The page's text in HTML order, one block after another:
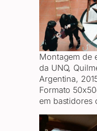
Montagem de
da UNQ,
Argentina,
Formato
em bastidores